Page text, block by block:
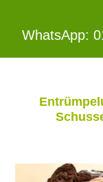
WhatsApp: